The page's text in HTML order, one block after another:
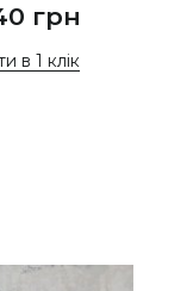
грн
в 1 клік